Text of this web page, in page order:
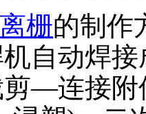
栅的制作
机自动焊
—连接